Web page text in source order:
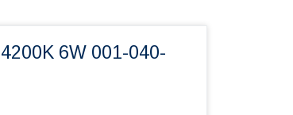
6W 001-040-